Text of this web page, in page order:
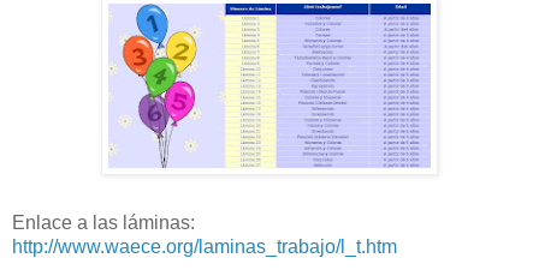
Enlace a las láminas:
http://www.waece.org/laminas_trabajo/l_t.htm